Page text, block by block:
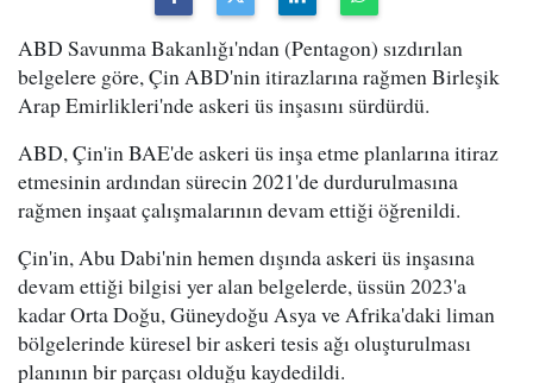
ABD Savunma Bakanlığı'ndan (Pentagon) sızdırılan
belgelere göre, Çin ABD'nin itirazlarına rağmen Birleşik
Arap Emirlikleri'nde askeri üs inşasını sürdürdü.
ABD, Çin'in BAE'de askeri üs inşa etme planlarına itiraz
etmesinin ardından sürecin 2021'de durdurulmasına
rağmen inşaat çalışmalarının devam ettiği öğrenildi.
Çin'in, Abu Dabi'nin hemen dışında askeri üs inşasına
devam ettiği bilgisi yer alan belgelerde, üssün 2023'a
kadar Orta Doğu, Güneydoğu Asya ve Afrika'daki liman
bölgelerinde küresel bir askeri tesis ağı oluşturulması
planının bir parçası olduğu kaydedildi.